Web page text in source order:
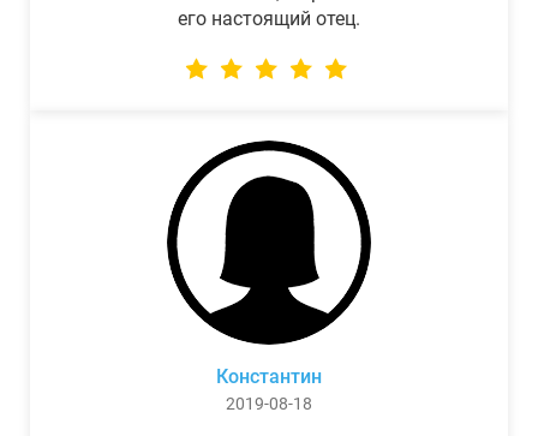
его настоящий отец.
Константин
2019-08-18